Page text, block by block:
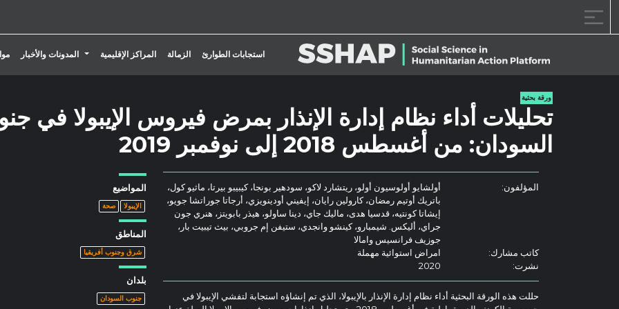
استجابات الطوارئ الزمالة المراكز الإقليمية
تبديل القائمة المنسدلة
المدونات والأخبار
ورقة بحثية
تحليلات أداء نظام إدارة الإنذار بمرض فيروس الإيبولا في
السودان: من أغسطس 2018 إلى نوفمبر 2019
المؤلفون:
أولشايو أولوسيون أولو، ريتشارد لاكو، سودهير بونجا، كيبيبو بيرتا، ماثيو كول،
باتريك أوتيم رمضان، كارولين رايان، إيفيني أودينويزي، أرجاتا جوراتشا جويو،
إيشاتا كونتيه، قدسيا هدى، ماليك جاي، دينا ساولو، هيذر بابويتز، هنري جون
جراي، أليكس. شيمبارو، كينشو وانجدي، ستيفن إم جروبي، بيث تيبيت بار،
جوزيف فرانسيس وامالا
كاتب مشارك:
امراض استوائية مهملة
نشرت:
2020
حللت هذه الورقة البحثية أداء نظام إدارة الإنذار بالإيبولا، الذي تم إنشاؤه استجابة لتفشي الإيبولا في
المواضيع
الإيبولا صحة
المناطق
شرق وجنوب أفريقيا
بلدان
جنوب السودان